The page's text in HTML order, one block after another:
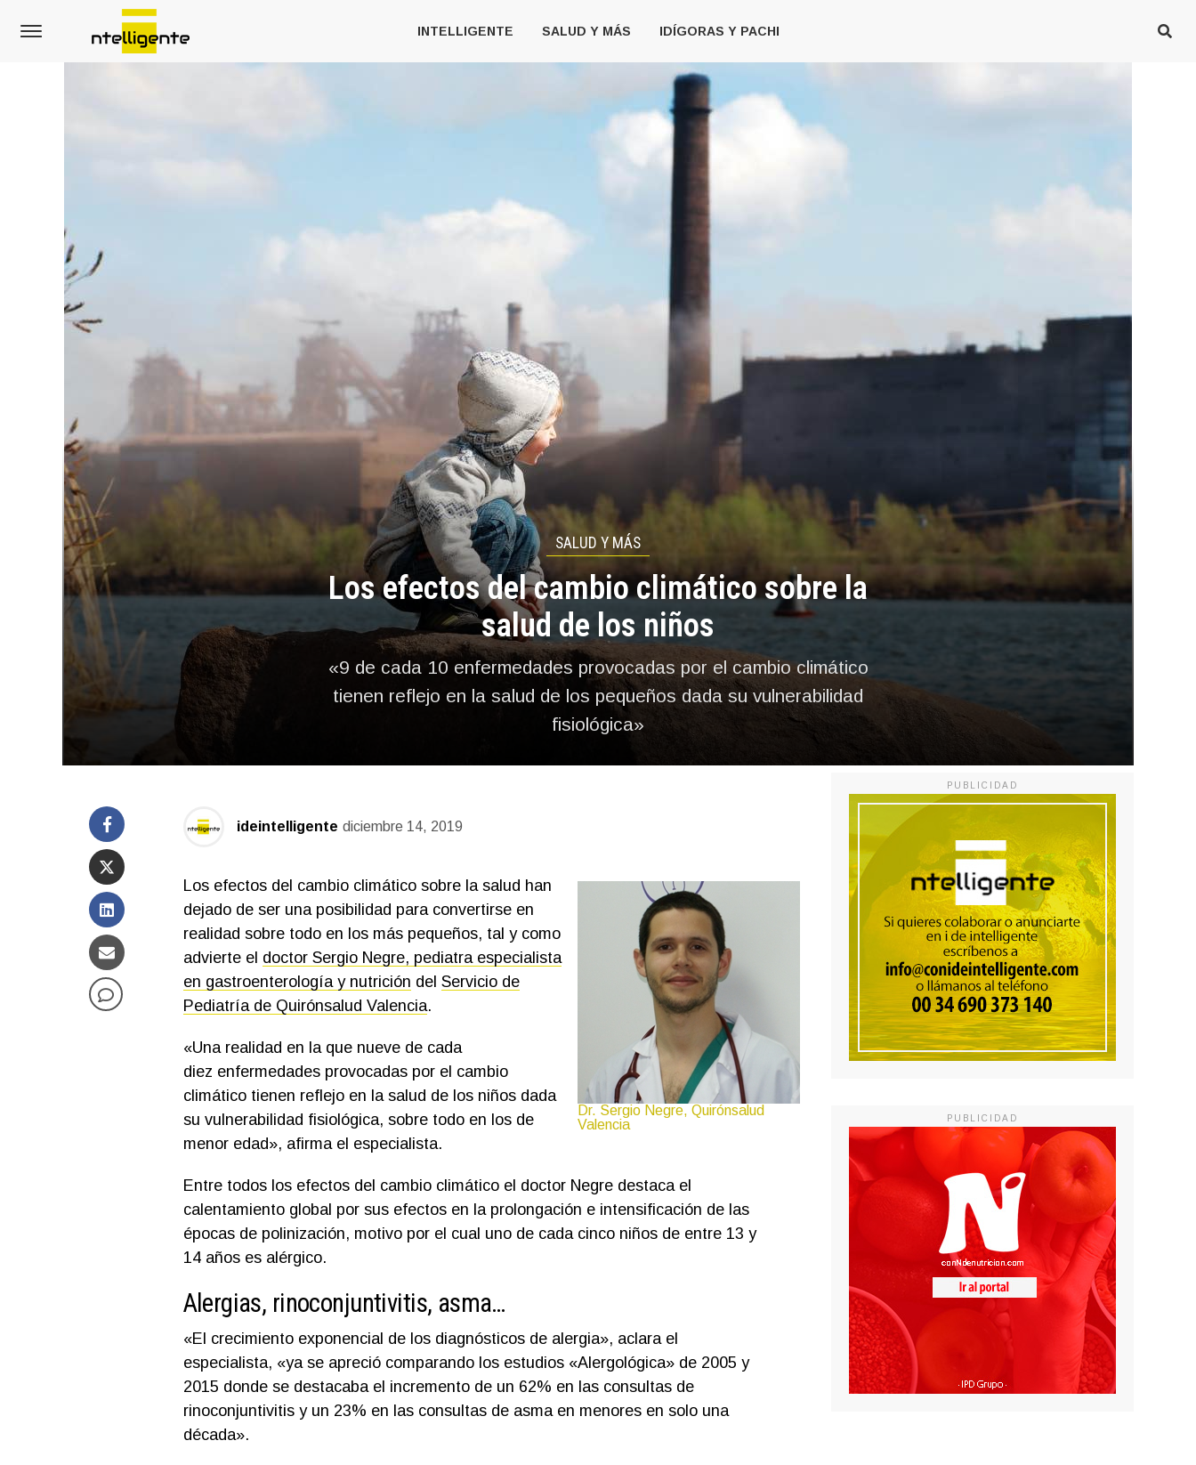
INTELLIGENTE SALUD Y MÁS IDÍGORAS Y PACHI
SALUD Y MÁS
Los efectos del cambio climático sobre la
salud de los niños
«9 de cada 10 enfermedades provocadas por el cambio climático
tienen reflejo en la salud de los pequeños dada su vulnerabilidad
fisiológica»
ideintelligente diciembre 14, 2019
Dr. Sergio Negre, Quirónsalud
Valencia
Los efectos del cambio climático sobre la salud han
dejado de ser una posibilidad para convertirse en
realidad sobre todo en los más pequeños, tal y como
advierte el doctor Sergio Negre, pediatra especialista
en gastroenterología y nutrición del Servicio de
Pediatría de Quirónsalud Valencia.
«Una realidad en la que nueve de cada
diez enfermedades provocadas por el cambio
climático tienen reflejo en la salud de los niños dada
su vulnerabilidad fisiológica, sobre todo en los de
menor edad», afirma el especialista.
Entre todos los efectos del cambio climático el doctor Negre destaca el
calentamiento global por sus efectos en la prolongación e intensificación de las
épocas de polinización, motivo por el cual uno de cada cinco niños de entre 13 y
14 años es alérgico.
Alergias, rinoconjuntivitis, asma…
«El crecimiento exponencial de los diagnósticos de alergia», aclara el
especialista, «ya se apreció comparando los estudios «Alergológica» de 2005 y
2015 donde se destacaba el incremento de un 62% en las consultas de
rinoconjuntivitis y un 23% en las consultas de asma en menores en solo una
década».
PUBLICIDAD
PUBLICIDAD